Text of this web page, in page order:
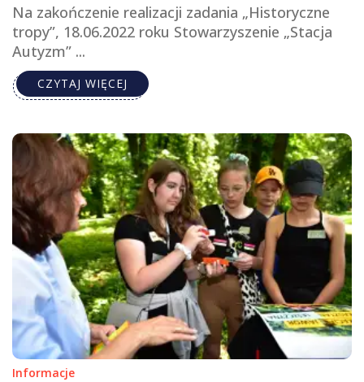
Na zakończenie realizacji zadania „Historyczne
tropy”, 18.06.2022 roku Stowarzyszenie „Stacja
Autyzm” ...
CZYTAJ WIĘCEJ
Informacje